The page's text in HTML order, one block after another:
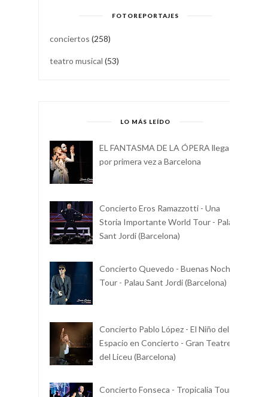
FOTOREPORTAJES
conciertos (258)
teatro musical (53)
LO MÁS LEÍDO
EL FANTASMA DE LA ÓPERA llega
por primera vez a Barcelona
Concierto Eros Ramazzotti - Una
Storia Importante World Tour - Palau
Sant Jordi (Barcelona)
Concierto Quevedo - Buenas Noches
Tour - Palau Sant Jordi (Barcelona)
Concierto Pablo López - El Niño del
Espacio en Concierto - Gran Teatre
del Liceu (Barcelona)
Concierto Fonseca - Tropicalia Tour -